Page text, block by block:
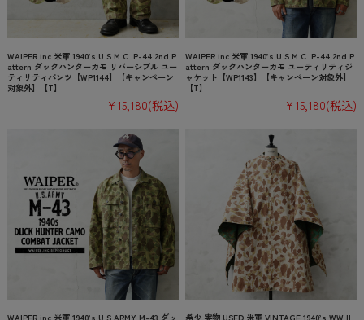
WAIPER.inc 米軍 1940’s U.S.M.C. P-44 2nd P
attern ダックハンターカモ リバーシブル ユー
ティリティパンツ【WP1144】【キャンペーン
対象外】【T】
¥15,180(税込)
WAIPER.inc 米軍 1940’s U.S.M.C. P-44 2nd P
attern ダックハンターカモ ユーティリティジ
ャケット【WP1143】【キャンペーン対象外】
【T】
¥15,180(税込)
WAIPER.inc 米軍 1940’s U.S.ARMY M-43 ダッ
希少 実物 USED 米軍 VINTAGE 1940’s WW II